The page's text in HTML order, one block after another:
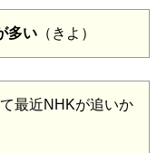
多い （きよ）
最近NHKが追いか